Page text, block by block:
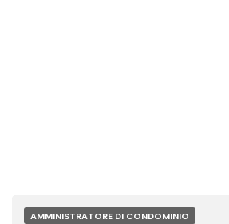
AMMINISTRATORE DI CONDOMINIO